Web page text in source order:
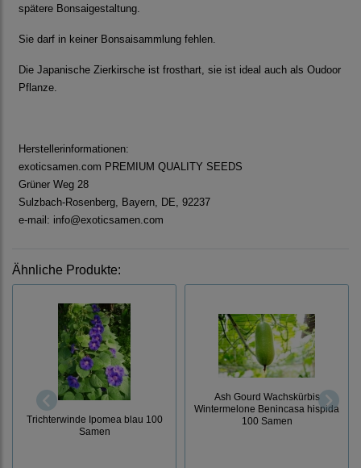
spätere Bonsaigestaltung.
Sie darf in keiner Bonsaisammlung fehlen.
Die Japanische Zierkirsche ist frosthart, sie ist ideal auch als Oudoor
Pflanze.
Herstellerinformationen:
exoticsamen.com PREMIUM QUALITY SEEDS
Grüner Weg 28
Sulzbach-Rosenberg, Bayern, DE, 92237
e-mail: info@exoticsamen.com
Ähnliche Produkte:
Trichterwinde Ipomea blau 100
Samen
Ash Gourd Wachskürbis
Wintermelone Benincasa hispida
100 Samen